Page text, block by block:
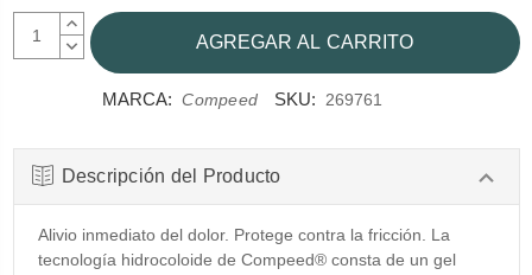
AUMENTAR
CANTIDAD:
DISMINUIR
CANTIDAD:
MARCA: Compeed SKU: 269761
Descripción del Producto
Alivio inmediato del dolor. Protege contra la fricción. La
tecnología hidrocoloide de Compeed® consta de un gel